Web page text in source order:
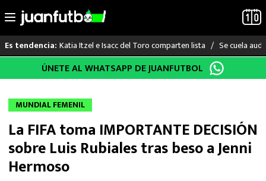
al
Es tendencia: Katia Itzel e Isacc del Toro comparten lista Se cuela
LO ÚLTIMO
LIGA MX
RAYADOS
PUMAS
ÚNETE AL WHATSAPP DE JUANFUTBOL
MUNDIAL FEMENIL
La FIFA toma IMPORTANTE DECISIÓN
sobre Luis Rubiales tras beso a Jenni
Hermoso